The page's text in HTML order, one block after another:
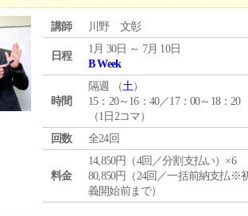
講師 川野 文彰
日程
1月 30日 ～ 7月 10日
B Week
時間
隔週 （土）
15：20～16：40／17：00～18：20
（1日2コマ）
回数
全24回
料金
14,850円（4回／分割支払い）×6
80,850円（24回／一括前納支払※
義開始前まで）